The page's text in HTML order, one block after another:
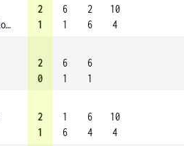
Januskova
2
1
6
1
2
6
10
4
2
0
6
1
6
1
2
1
1
6
6
4
10
4